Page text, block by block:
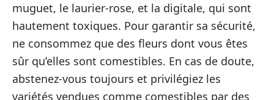
muguet, le laurier-rose, et la digitale, qui sont
hautement toxiques. Pour garantir sa sécurité,
ne consommez que des fleurs dont vous êtes
sûr qu’elles sont comestibles. En cas de doute,
abstenez-vous toujours et privilégiez les
variétés vendues comme comestibles par des